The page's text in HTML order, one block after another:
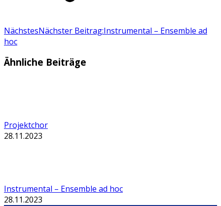
NächstesNächster Beitrag:Instrumental – Ensemble ad
hoc
Ähnliche Beiträge
Projektchor
28.11.2023
Instrumental – Ensemble ad hoc
28.11.2023